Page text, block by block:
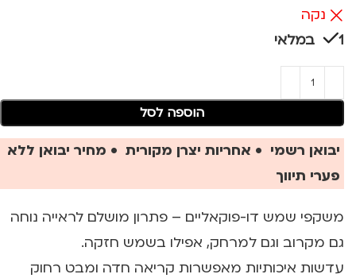
נקה
1 במלאי
הוספה לסל
יבואן רשמי • אחריות יצרן מקורית • מחיר יבואן ללא
פערי תיווך
משקפי שמש דו-פוקאליים – פתרון מושלם לראייה נוחה
גם מקרוב וגם למרחק, אפילו בשמש חזקה.
עדשות איכותיות מאפשרות קריאה חדה ומבט רחוק